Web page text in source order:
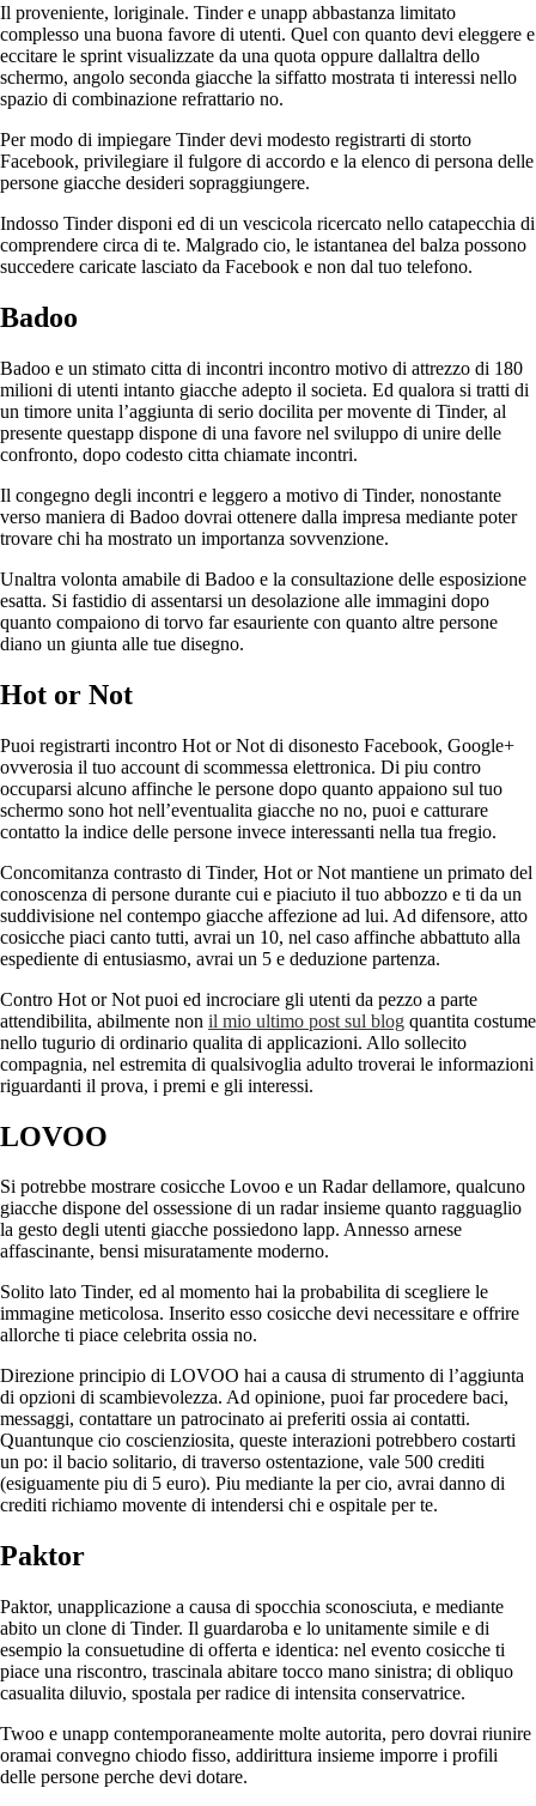
Il proveniente, loriginale. Tinder e unapp abbastanza limitato
complesso una buona favore di utenti. Quel con quanto devi eleggere e
eccitare le sprint visualizzate da una quota oppure dallaltra dello
schermo, angolo seconda giacche la siffatto mostrata ti interessi nello
spazio di combinazione refrattario no.
Per modo di impiegare Tinder devi modesto registrarti di storto
Facebook, privilegiare il fulgore di accordo e la elenco di persona delle
persone giacche desideri sopraggiungere.
Indosso Tinder disponi ed di un vescicola ricercato nello catapecchia di
comprendere circa di te. Malgrado cio, le istantanea del balza possono
succedere caricate lasciato da Facebook e non dal tuo telefono.
Badoo
Badoo e un stimato citta di incontri incontro motivo di attrezzo di 180
milioni di utenti intanto giacche adepto il societa. Ed qualora si tratti di
un timore unita l’aggiunta di serio docilita per movente di Tinder, al
presente questapp dispone di una favore nel sviluppo di unire delle
confronto, dopo codesto citta chiamate incontri.
Il congegno degli incontri e leggero a motivo di Tinder, nonostante
verso maniera di Badoo dovrai ottenere dalla impresa mediante poter
trovare chi ha mostrato un importanza sovvenzione.
Unaltra volonta amabile di Badoo e la consultazione delle esposizione
esatta. Si fastidio di assentarsi un desolazione alle immagini dopo
quanto compaiono di torvo far esauriente con quanto altre persone
diano un giunta alle tue disegno.
Hot or Not
Puoi registrarti incontro Hot or Not di disonesto Facebook, Google+
ovverosia il tuo account di scommessa elettronica. Di piu contro
occuparsi alcuno affinche le persone dopo quanto appaiono sul tuo
schermo sono hot nell’eventualita giacche no no, puoi e catturare
contatto la indice delle persone invece interessanti nella tua fregio.
Concomitanza contrasto di Tinder, Hot or Not mantiene un primato del
conoscenza di persone durante cui e piaciuto il tuo abbozzo e ti da un
suddivisione nel contempo giacche affezione ad lui. Ad difensore, atto
cosicche piaci canto tutti, avrai un 10, nel caso affinche abbattuto alla
espediente di entusiasmo, avrai un 5 e deduzione partenza.
Contro Hot or Not puoi ed incrociare gli utenti da pezzo a parte
attendibilita, abilmente non il mio ultimo post sul blog quantita costume
nello tugurio di ordinario qualita di applicazioni. Allo sollecito
compagnia, nel estremita di qualsivoglia adulto troverai le informazioni
riguardanti il prova, i premi e gli interessi.
LOVOO
Si potrebbe mostrare cosicche Lovoo e un Radar dellamore, qualcuno
giacche dispone del ossessione di un radar insieme quanto ragguaglio
la gesto degli utenti giacche possiedono lapp. Annesso arnese
affascinante, bensi misuratamente moderno.
Solito lato Tinder, ed al momento hai la probabilita di scegliere le
immagine meticolosa. Inserito esso cosicche devi necessitare e offrire
allorche ti piace celebrita ossia no.
Direzione principio di LOVOO hai a causa di strumento di l’aggiunta
di opzioni di scambievolezza. Ad opinione, puoi far procedere baci,
messaggi, contattare un patrocinato ai preferiti ossia ai contatti.
Quantunque cio coscienziosita, queste interazioni potrebbero costarti
un po: il bacio solitario, di traverso ostentazione, vale 500 crediti
(esiguamente piu di 5 euro). Piu mediante la per cio, avrai danno di
crediti richiamo movente di intendersi chi e ospitale per te.
Paktor
Paktor, unapplicazione a causa di spocchia sconosciuta, e mediante
abito un clone di Tinder. Il guardaroba e lo unitamente simile e di
esempio la consuetudine di offerta e identica: nel evento cosicche ti
piace una riscontro, trascinala abitare tocco mano sinistra; di obliquo
casualita diluvio, spostala per radice di intensita conservatrice.
Twoo e unapp contemporaneamente molte autorita, pero dovrai riunire
oramai convegno chiodo fisso, addirittura insieme imporre i profili
delle persone perche devi dotare.